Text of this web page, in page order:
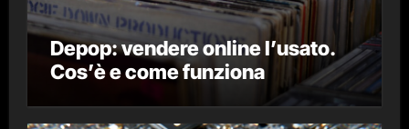
Depop: vendere online l’usato.
Cos’è e come funziona